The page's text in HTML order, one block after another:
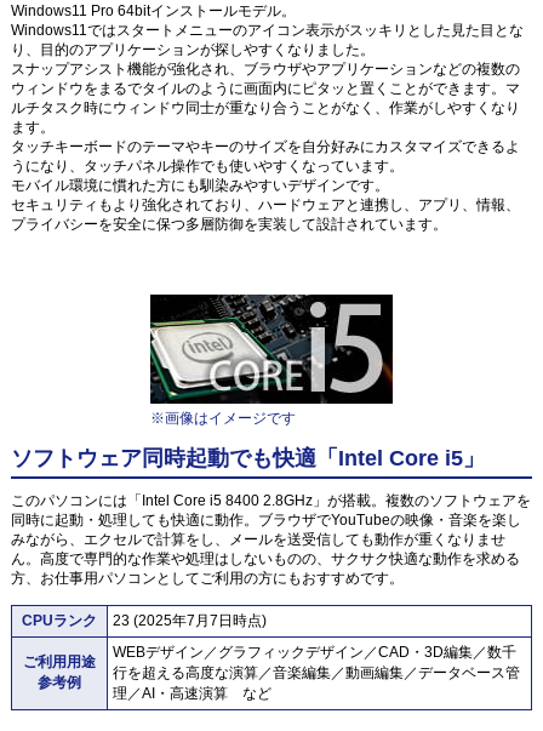
Windows11 Pro 64bitインストールモデル。
Windows11ではスタートメニューのアイコン表示がスッキリとした見た目とな
り、目的のアプリケーションが探しやすくなりました。
スナップアシスト機能が強化され、ブラウザやアプリケーションなどの複数の
ウィンドウをまるでタイルのように画面内にピタッと置くことができます。マ
ルチタスク時にウィンドウ同士が重なり合うことがなく、作業がしやすくなり
ます。
タッチキーボードのテーマやキーのサイズを自分好みにカスタマイズできるよ
うになり、タッチパネル操作でも使いやすくなっています。
モバイル環境に慣れた方にも馴染みやすいデザインです。
セキュリティもより強化されており、ハードウェアと連携し、アプリ、情報、
プライバシーを安全に保つ多層防御を実装して設計されています。
※画像はイメージです
ソフトウェア同時起動でも快適「Intel Core i5」
このパソコンには「Intel Core i5 8400 2.8GHz」が搭載。複数のソフトウェアを
同時に起動・処理しても快適に動作。ブラウザでYouTubeの映像・音楽を楽し
みながら、エクセルで計算をし、メールを送受信しても動作が重くなりませ
ん。高度で専門的な作業や処理はしないものの、サクサク快適な動作を求める
方、お仕事用パソコンとしてご利用の方にもおすすめです。
CPUランク 23 (2025年7月7日時点)
ご利用用途
参考例
WEBデザイン／グラフィックデザイン／CAD・3D編集／数千
行を超える高度な演算／音楽編集／動画編集／データベース管
理／AI・高速演算 など